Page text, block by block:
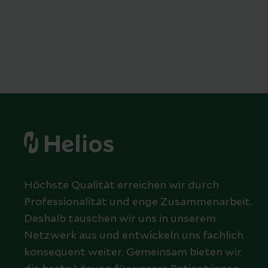
Höchste Qualität erreichen wir durch
Professionalität und enge Zusammenarbeit.
Deshalb tauschen wir uns in unserem
Netzwerk aus und entwickeln uns fachlich
konsequent weiter. Gemeinsam bieten wir